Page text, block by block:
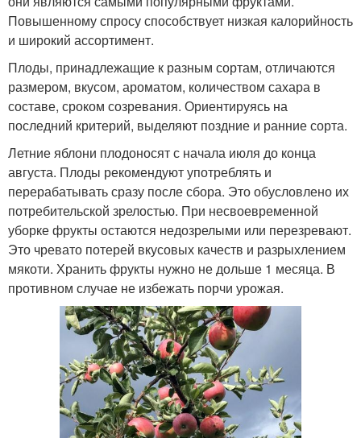
Повышенному спросу способствует низкая калорийность
и широкий ассортимент.
Плоды, принадлежащие к разным сортам, отличаются
размером, вкусом, ароматом, количеством сахара в
составе, сроком созревания. Ориентируясь на
последний критерий, выделяют поздние и ранние сорта.
Летние яблони плодоносят с начала июля до конца
августа. Плоды рекомендуют употреблять и
перерабатывать сразу после сбора. Это обусловлено их
потребительской зрелостью. При несвоевременной
уборке фрукты остаются недозрелыми или перезревают.
Это чревато потерей вкусовых качеств и разрыхлением
мякоти. Хранить фрукты нужно не дольше 1 месяца. В
противном случае не избежать порчи урожая.